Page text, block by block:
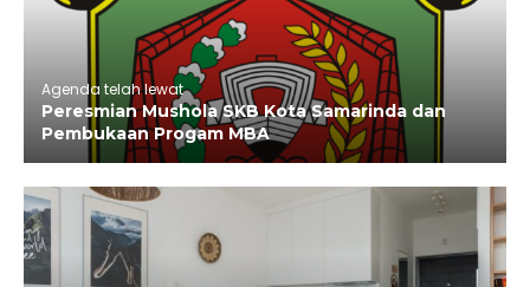
Agenda telah lewat
Peresmian Mushola SKB Kota Samarinda dan
Pembukaan Progam MBA